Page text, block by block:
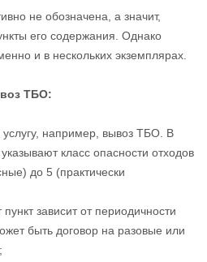
не обозначена, а значит,
его содержания. Однако
и в нескольких экземплярах.
ТБО:
например, вывоз ТБО. В
класс опасности отходов
до 5 (практически
зависит от периодичности
быть договор на разовые или